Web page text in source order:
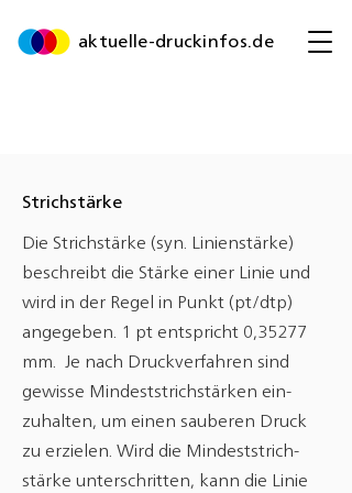
aktuelle-druckinfos.de
Strichstärke
Die Strichstärke (syn. Linienstärke)
beschreibt die Stärke einer Linie und
wird in der Regel in Punkt (pt/dtp)
angegeben. 1 pt entspricht 0,35277
mm. Je nach Druckverfahren sind
gewisse Mindeststrichstärken ein-
zuhalten, um einen sauberen Druck
zu erzielen. Wird die Mindeststrich-
stärke unterschritten, kann die Linie